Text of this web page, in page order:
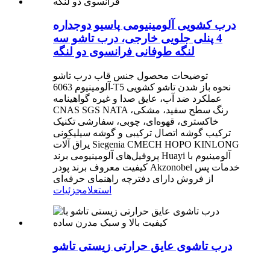
درب کشویی آلومینیومی پاسیو دوجداره
4 پنلی جلویی خارجی، درب تاشو سه
لنگه طوفانی فرانسوی دو لنگه
توضیحات محصول جنس قاب درب تاشو
آلومینیوم 6063-T5 نحوه باز شدن تاشو کشویی
عملکرد ضد آب، عایق صدا و غیره گواهینامه
CNAS SGS NATA رنگ سطح سفید، مشکی،
خاکستری، قهوه‌ای، چوبی، سفارشی تکنیک
ترکیب گوشه اتصال ترکیبی و گوشه سیلیکونی
یراق آلات Siegenia CMECH HOPO KINLONG
پروفیل‌های آلومینیومی برند Huayi آلومینیوم با
کیفیت معروف برند پودر Akzonobel خدمات پس
از فروش دارای دفترچه راهنمای حرفه‌ای
استعلامجزئیات
درب تاشوی عایق حرارتی زیستی تاشو